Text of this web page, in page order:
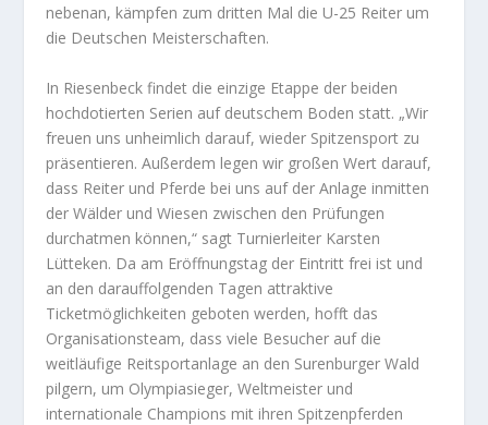
nebenan, kämpfen zum dritten Mal die U-25 Reiter um
die Deutschen Meisterschaften.
In Riesenbeck findet die einzige Etappe der beiden
hochdotierten Serien auf deutschem Boden statt. „Wir
freuen uns unheimlich darauf, wieder Spitzensport zu
präsentieren. Außerdem legen wir großen Wert darauf,
dass Reiter und Pferde bei uns auf der Anlage inmitten
der Wälder und Wiesen zwischen den Prüfungen
durchatmen können,“ sagt Turnierleiter Karsten
Lütteken. Da am Eröffnungstag der Eintritt frei ist und
an den darauffolgenden Tagen attraktive
Ticketmöglichkeiten geboten werden, hofft das
Organisationsteam, dass viele Besucher auf die
weitläufige Reitsportanlage an den Surenburger Wald
pilgern, um Olympiasieger, Weltmeister und
internationale Champions mit ihren Spitzenpferden